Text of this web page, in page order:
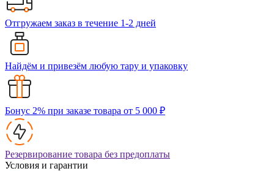
Отгружаем заказ в течение 1-2 дней
Найдём и привезём любую тару и упаковку
Бонус 2% при заказе товара от 5 000 ₽
Резервирование товара без предоплаты
Условия и гарантии